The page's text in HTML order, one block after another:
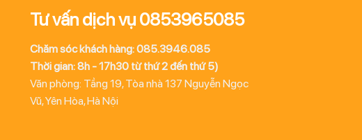
Tư vấn dịch vụ 0853965085
Chăm sóc khách hàng: 085.3946.085
Thời gian: 8h - 17h30 từ thứ 2 đến thứ 5)
Văn phòng: Tầng 19, Tòa nhà 137 Nguyễn Ngọc
Vũ, Yên Hòa, Hà Nội